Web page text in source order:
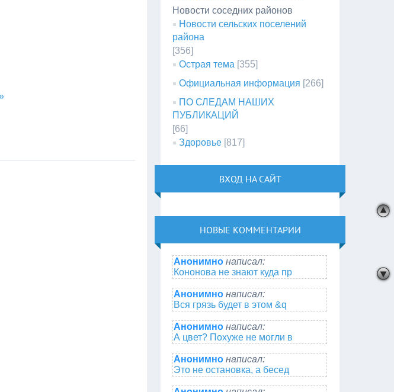
Новости соседних районов
Новости сельских поселений
района
[356]
Острая тема [355]
Официальная информация [266]
ПО СЛЕДАМ НАШИХ
ПУБЛИКАЦИЙ
[66]
Здоровье [817]
ВХОД НА САЙТ
НОВЫЕ КОММЕНТАРИИ
Анонимно написал:
Кононова не знают куда пр
Анонимно написал:
Вся грязь будет в этом &q
Анонимно написал:
А цвет? Похуже не могли в
Анонимно написал:
Это не остановка, а бесед